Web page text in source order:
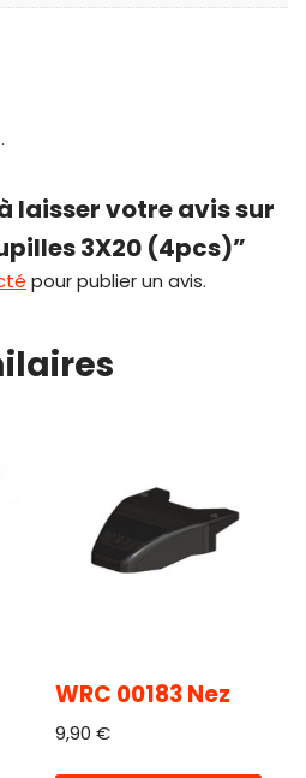
laisser votre avis sur
3X20 (4pcs)”
pour publier un avis.
WRC 00183 Nez
9,90 €